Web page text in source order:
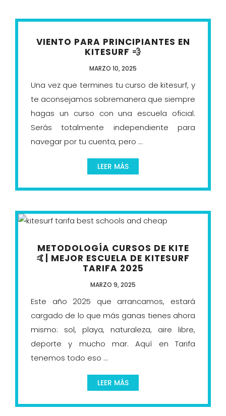
VIENTO PARA PRINCIPIANTES EN
KITESURF 💨
MARZO 10, 2025
Una vez que termines tu curso de kitesurf, y
te aconsejamos sobremanera que siempre
hagas un curso con una escuela oficial.
Serás totalmente independiente para
navegar por tu cuenta, pero ...
LEER MÁS
METODOLOGÍA CURSOS DE KITE
🤙| MEJOR ESCUELA DE KITESURF
TARIFA 2025
MARZO 9, 2025
Este año 2025 que arrancamos, estará
cargado de lo que más ganas tienes ahora
mismo: sol, playa, naturaleza, aire libre,
deporte y mucho mar. Aquí en Tarifa
tenemos todo eso ...
LEER MÁS